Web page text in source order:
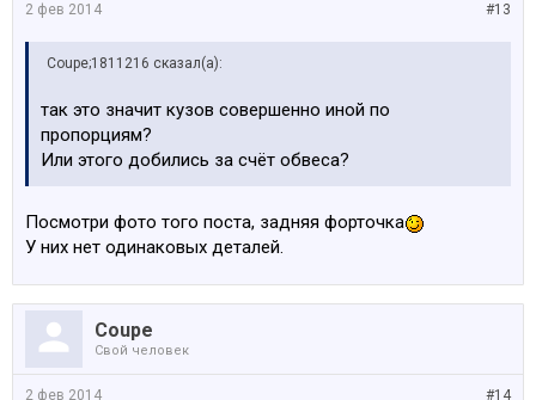
#13
2 фев 2014
Coupe;1811216 сказал(а):
так это значит кузов совершенно иной по
пропорциям?
Или этого добились за счёт обвеса?
Посмотри фото того поста, задняя форточка
У них нет одинаковых деталей.
Coupe
Свой человек
#14
2 фев 2014